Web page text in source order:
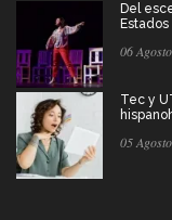
Del
06
Tec y
05